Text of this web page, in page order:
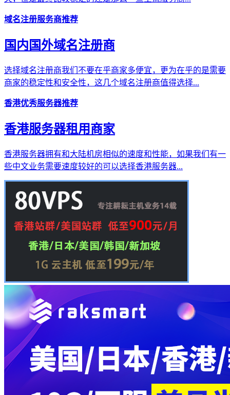
域名注册服务商推荐
国内国外域名注册商
选择域名注册商我们不要在乎商家多便宜，更为在乎的是需要
商家的稳定性和安全性，这几个域名注册商值得选择...
香港优秀服务器推荐
香港服务器租用商家
香港服务器拥有和大陆机房相似的速度和性能，如果我们有一
些中文业务需要速度较好的可以选择香港服务器...